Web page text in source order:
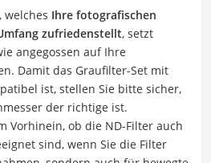
welches Ihre fotografischen
zufriedenstellt, setzt
angegossen auf Ihre
Damit das Graufilter-Set mit
ist, stellen Sie bitte sicher,
der richtige ist.
Vorhinein, ob die ND-Filter auch
sind, wenn Sie die Filter